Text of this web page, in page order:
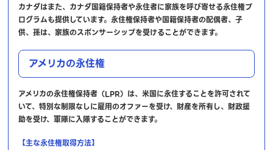
カナダはまた、カナダ国籍保持者や永住者に家族を呼び寄せる永住権プ
ログラムも提供しています。永住権保持者や国籍保持者の配偶者、子
供、孫は、家族のスポンサーシップを受けることができます。
アメリカの永住権
アメリカの永住権保持者（LPR）は、米国に永住することを許可されて
いて、特別な制限なしに雇用のオファーを受け、財産を所有し、財政援
助を受け、軍隊に入隊することができます。
【主な永住権取得方法】